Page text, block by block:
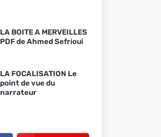
LA BOITE A MERVEILLES
PDF de Ahmed Sefrioui
LA FOCALISATION Le
point de vue du
narrateur